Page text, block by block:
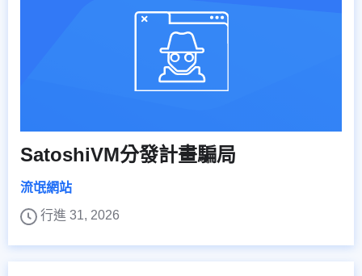
SatoshiVM分發計畫騙局
流氓網站
行進 31, 2026